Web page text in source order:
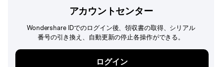
アカウントセンター
Wondershare IDでのログイン後、領収書の取得、シリアル
番号の引き換え、自動更新の停止各操作ができる。
ログイン